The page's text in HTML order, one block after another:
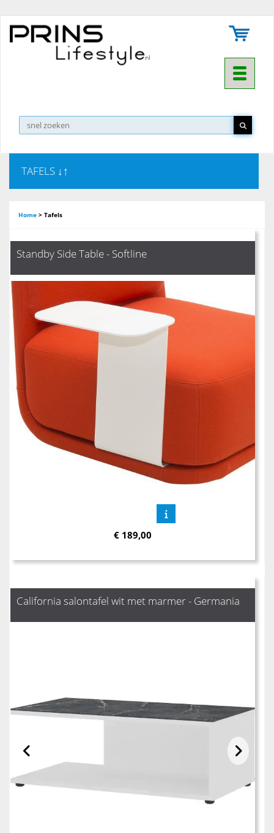
Toggle
▼
TAFELS ↓↑
Home > Tafels
Standby Side Table - Softline
€ 189,00
California salontafel wit met marmer - Germania